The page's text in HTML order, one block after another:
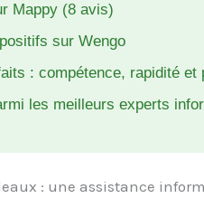
Mappy (8 avis)
sur Wengo
: compétence, rapidité et
les meilleurs experts
: une assistance